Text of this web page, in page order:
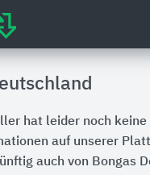
hat leider noch
auf unserer
auch von Bongas